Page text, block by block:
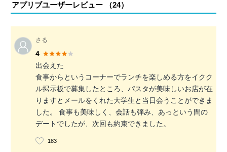
アプリブユーザーレビュー （24）
さる
4
出会えた
食事からというコーナーでランチを楽しめる方をイクク
ル掲示板で募集したところ、パスタが美味しいお店が在
りますとメールをくれた大学生と当日会うことができま
した。 食事も美味しく、会話も弾み、あっという間の
デートでしたが、次回も約束できました。
183